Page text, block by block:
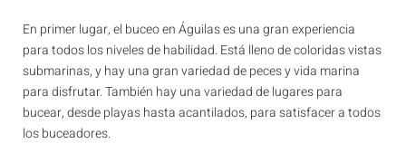
En primer lugar, el buceo en Águilas es una gran experiencia
para todos los niveles de habilidad. Está lleno de coloridas vistas
submarinas, y hay una gran variedad de peces y vida marina
para disfrutar. También hay una variedad de lugares para
bucear, desde playas hasta acantilados, para satisfacer a todos
los buceadores.